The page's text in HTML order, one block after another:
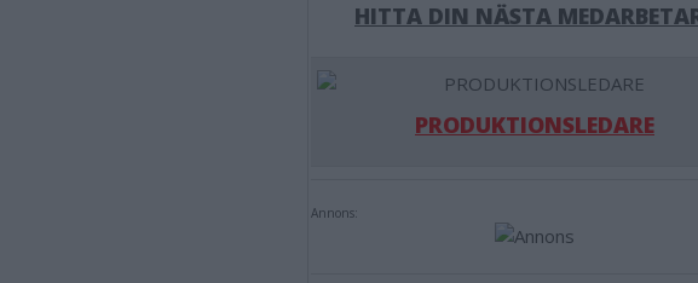
HITTA DIN NÄSTA
PRODUKTIONSLEDARE
Annons: